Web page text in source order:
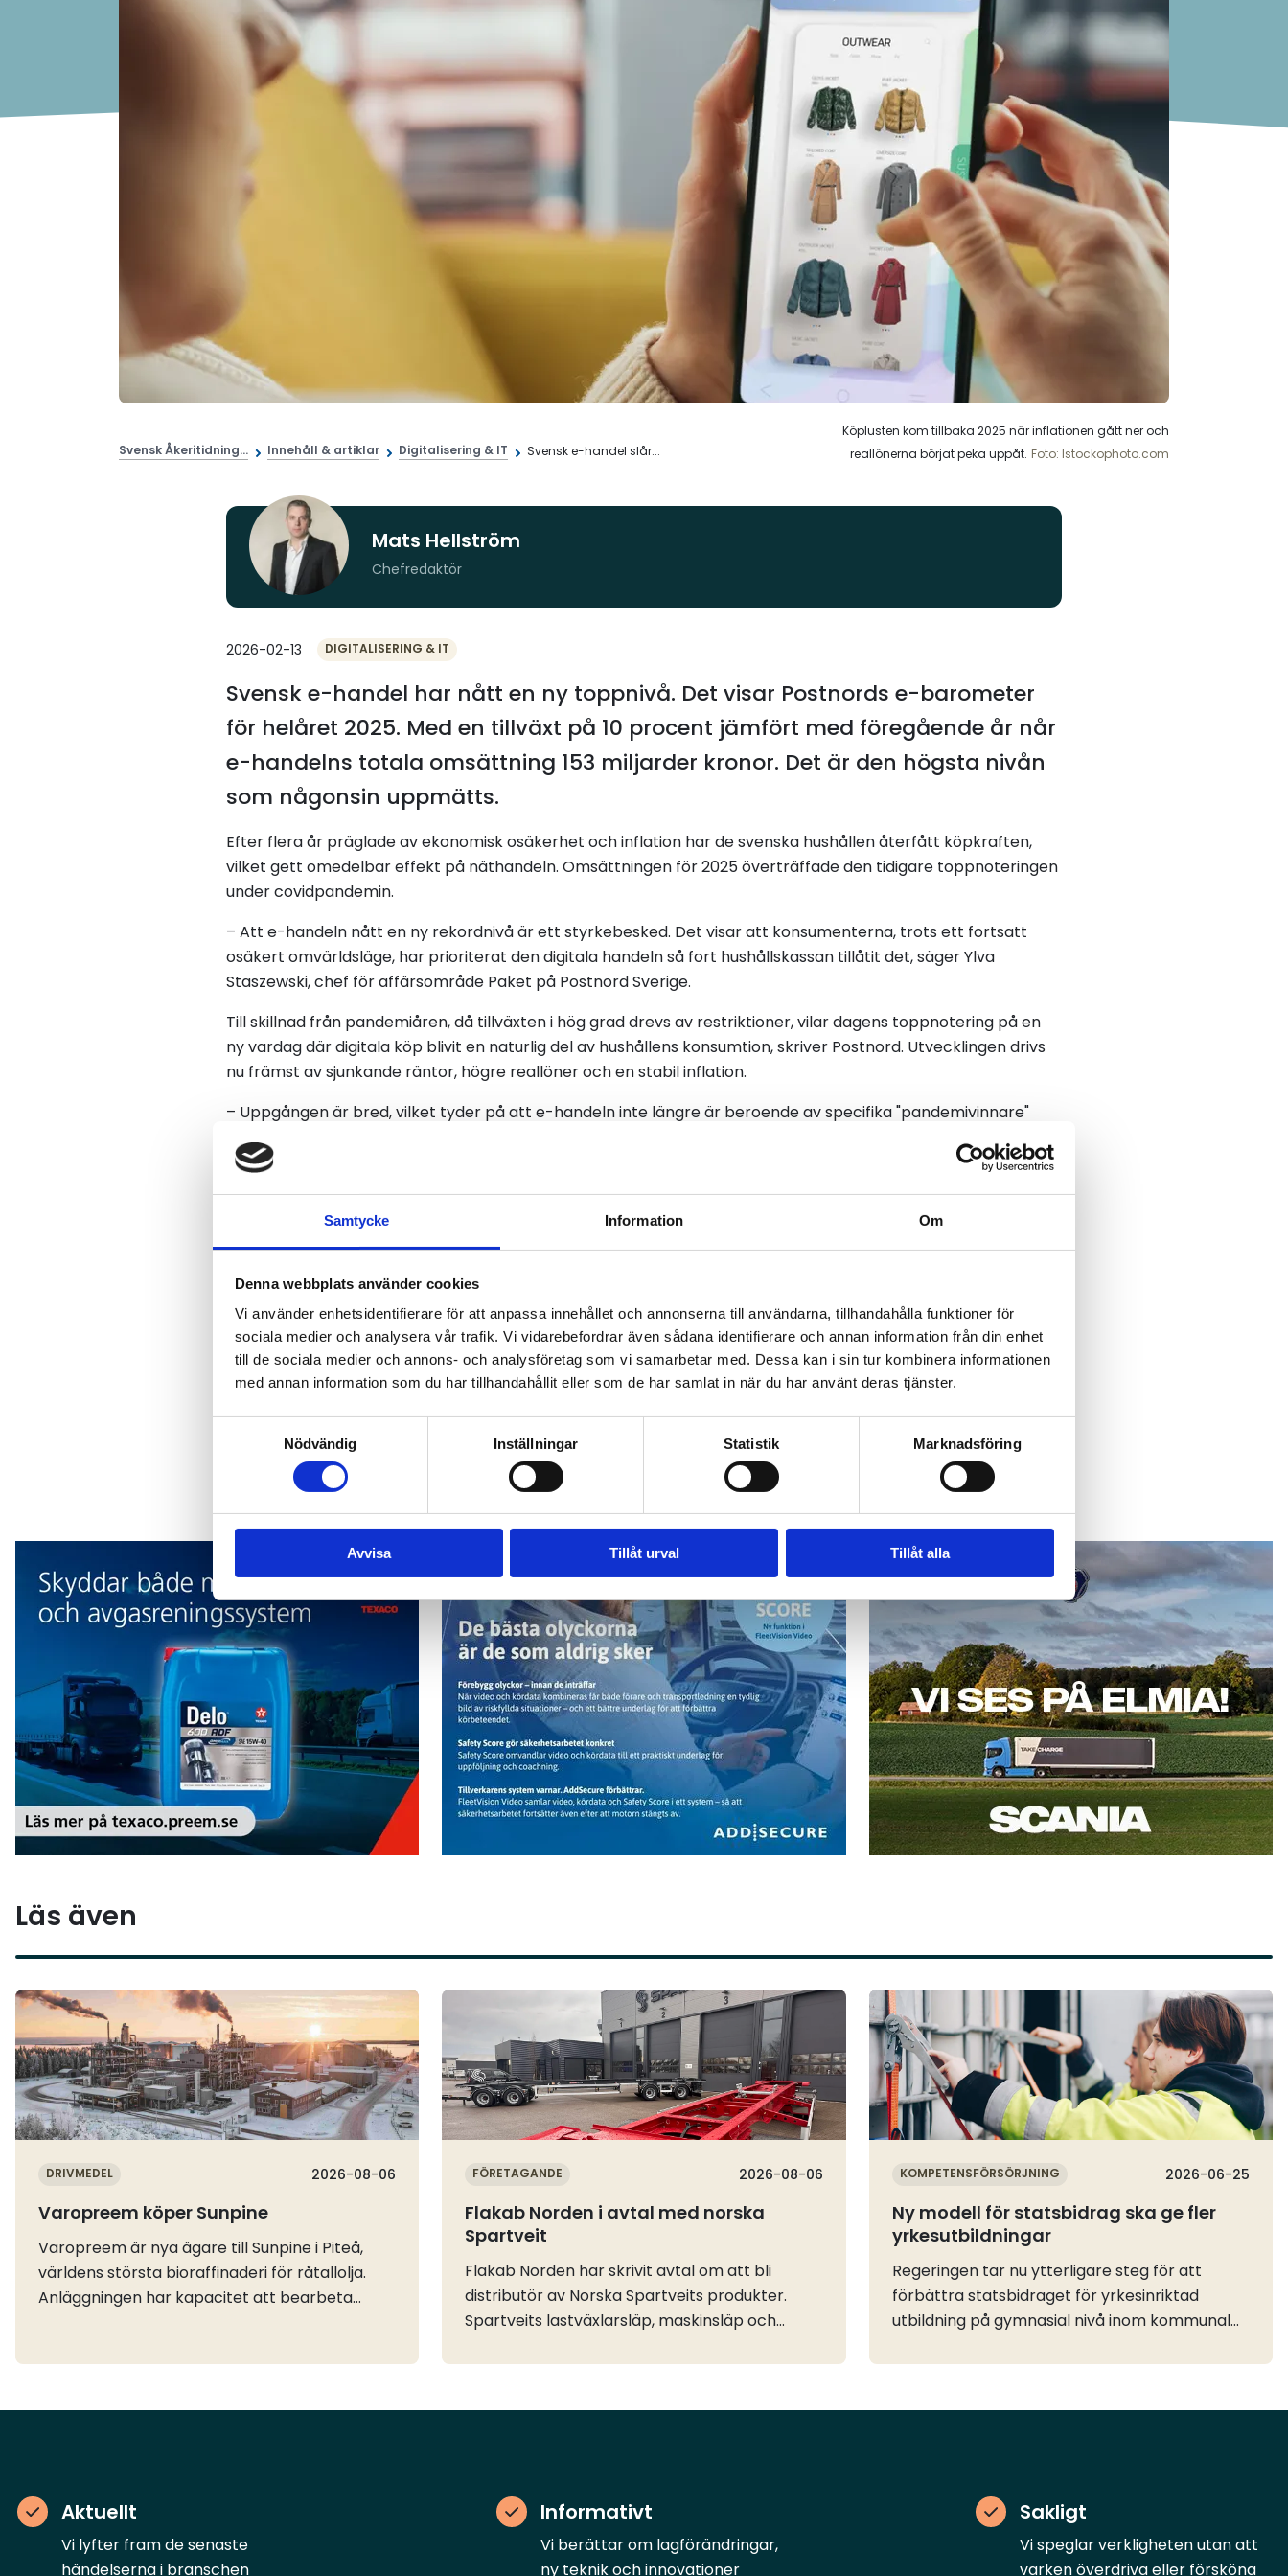
Samtycke Information Om
Denna webbplats använder cookies
Vi använder enhetsidentifierare för att anpassa innehållet och annonserna till användarna, tillhandahålla funktioner för
sociala medier och analysera vår trafik. Vi vidarebefordrar även sådana identifierare och annan information från din enhet
till de sociala medier och annons- och analysföretag som vi samarbetar med. Dessa kan i sin tur kombinera informationen
med annan information som du har tillhandahållit eller som de har samlat in när du har använt deras tjänster.
Nödvändig
Inställningar Statistik Marknadsföring
Avvisa Tillåt urval Tillåt alla
Svensk Åkeritidning... Innehåll & artiklar Digitalisering & IT Svensk e-handel slår...
Köplusten kom tillbaka 2025 när inflationen gått ner och
reallönerna börjat peka uppåt. Foto: Istockophoto.com
Mats Hellström
Chefredaktör
2026-02-13 DIGITALISERING & IT
Svensk e-handel har nått en ny toppnivå. Det visar Postnords e-barometer
för helåret 2025. Med en tillväxt på 10 procent jämfört med föregående år når
e-handelns totala omsättning 153 miljarder kronor. Det är den högsta nivån
som någonsin uppmätts.
Efter flera år präglade av ekonomisk osäkerhet och inflation har de svenska hushållen återfått köpkraften,
vilket gett omedelbar effekt på näthandeln. Omsättningen för 2025 överträffade den tidigare toppnoteringen
under covidpandemin.
– Att e-handeln nått en ny rekordnivå är ett styrkebesked. Det visar att konsumenterna, trots ett fortsatt
osäkert omvärldsläge, har prioriterat den digitala handeln så fort hushållskassan tillåtit det, säger Ylva
Staszewski, chef för affärsområde Paket på Postnord Sverige.
Till skillnad från pandemiåren, då tillväxten i hög grad drevs av restriktioner, vilar dagens toppnotering på en
ny vardag där digitala köp blivit en naturlig del av hushållens konsumtion, skriver Postnord. Utvecklingen drivs
nu främst av sjunkande räntor, högre reallöner och en stabil inflation.
– Uppgången är bred, vilket tyder på att e-handeln inte längre är beroende av specifika "pandemivinnare"
utan står stadigt på egna ben. Konsumenterna har anpassat sig till det nya ekonomiska läget och väljer e-
handeln för dess enkelhet, utbud och möjligheten att jämföra priser, fortsätter Ylva Staszewski.
Hela rapporten presenteras den 17 februari.
Tipsa redaktionen!
Tipsa oss om händelser, ämnen eller frågor som är viktiga för dig och som påverkar branschen.
Scania
Läs även
DRIVMEDEL 2026-08-06
Varopreem köper Sunpine
Varopreem är nya ägare till Sunpine i Piteå,
världens största bioraffinaderi för råtallolja.
Anläggningen har kapacitet att bearbeta
SAF.Råtallolja är en förnybar biprodukt från
motsvarande fossila bränslen. Råvaran
konkurrera inte heller med
livsmedelsproduktion och
jordbruksmark.Sunpine har tidigare samägts av
Läs mer
FÖRETAGANDE 2026-08-06
Flakab Norden i avtal med norska
Spartveit
Flakab Norden har skrivit avtal om att bli
distributör av Norska Spartveits produkter.
Spartveits lastväxlarsläp, maskinsläp och
försäljning på Flakabs anläggning vid E45 norr
Spartveit beskriver sitt utbud av lastväxlarflak
och containrar som det mest kompletta i
Sverige och att kunderna via Flakab nu också
kommer att få hjälp med reservdelar och
Läs mer
KOMPETENSFÖRSÖRJNING 2026-06-25
Ny modell för statsbidrag ska ge fler
yrkesutbildningar
Regeringen tar nu ytterligare steg för att
förbättra statsbidraget för yrkesinriktad
utbildning på gymnasial nivå inom kommunal
det mer långsiktigt och flexibelt. Syftet är att
flera år varit underutnyttjat. Under 2025
beslutade regeringen därför om flera
successiva förändringar i statsbidraget. Bland
annat höjdes ersättningsnivåerna med 20
Läs mer
Aktuellt
Vi lyfter fram de senaste
händelserna i branschen
Informativt
Vi berättar om lagförändringar,
ny teknik och innovationer
Sakligt
Vi speglar verkligheten utan att
varken överdriva eller försköna